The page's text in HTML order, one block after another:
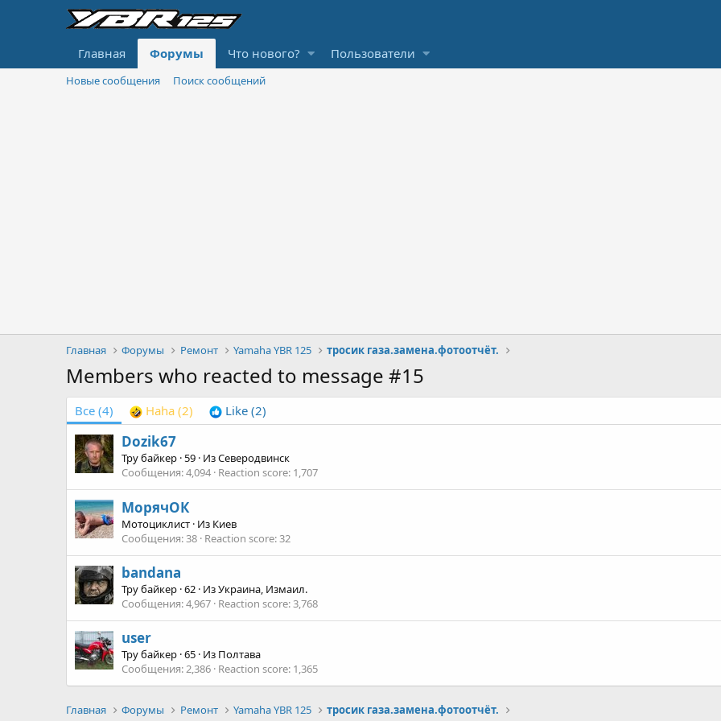
Главная Форумы Что нового? Пользователи
Новые сообщения Поиск сообщений
Главная Форумы Ремонт Yamaha YBR 125 тросик газа.замена.фотоотчёт.
Members who reacted to message #15
Все (4) Haha (2) Like (2)
Dozik67
Тру байкер ·59 · ИзСеверодвинск
Сообщения 4,094 Reaction score 1,707
МорячОК
Мотоциклист · Из Киев
Сообщения 38 Reaction score 32
bandana
Тру байкер ·62 · ИзУкраина, Измаил.
Сообщения 4,967 Reaction score 3,768
user
Тру байкер ·65 · Из Полтава
Сообщения 2,386 Reaction score 1,365
Главная Форумы Ремонт Yamaha YBR 125 тросик газа.замена.фотоотчёт.